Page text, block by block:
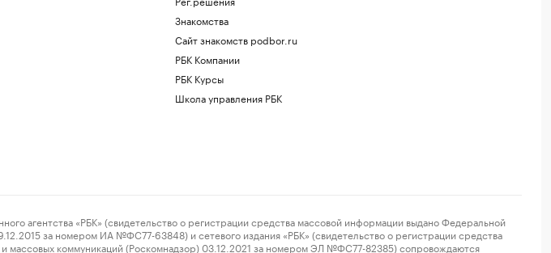
Знакомства
Сайт знакомств podbor.ru
РБК Компании
РБК Курсы
Школа управления РБК
«РБК» (свидетельство о регистрации средства массовой информации выдано Федеральной
за номером ИА №ФС77-63848) и сетевого издания «РБК» (свидетельство о регистрации средства
коммуникаций (Роскомнадзор) 03.12.2021 за номером ЭЛ №ФС77-82385) сопровождаются